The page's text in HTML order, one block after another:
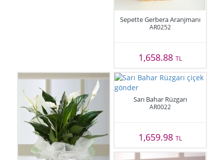
Sepette Gerbera Aranjmanı
AR0252
1,658.88 TL
Sarı Bahar Rüzgarı
AR0022
1,659.98 TL